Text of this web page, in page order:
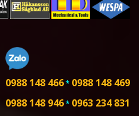
0988 148 466* 0988 148 469
0988 148 946* 0963 234 831